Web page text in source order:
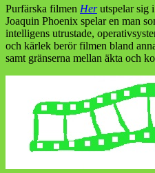
Purfärska filmen Herutspelar sig
Joaquin Phoenix spelar en man
intelligens utrustade,
och kärlek berör filmen bland
samt gränserna mellan äkta och